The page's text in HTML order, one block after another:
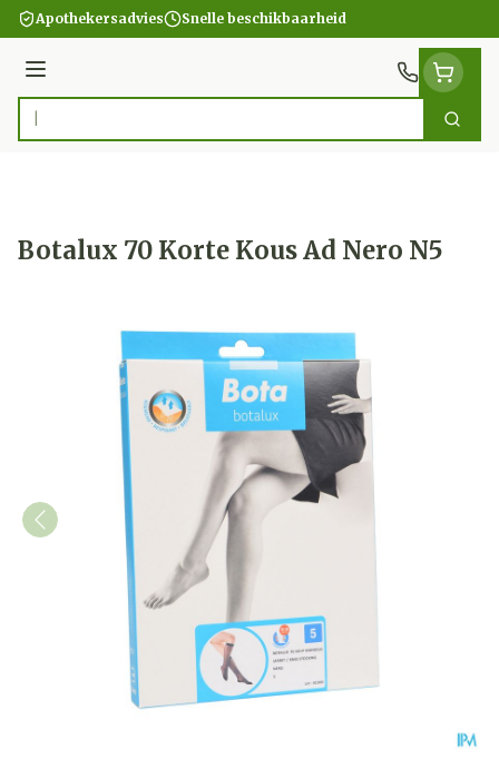
Ga naar de inhoud
Apothekersadvies Snelle beschikbaarheid
Menu
Product, merk, categorie... Zoek
Botalux 70 Korte Kous Ad Nero N5